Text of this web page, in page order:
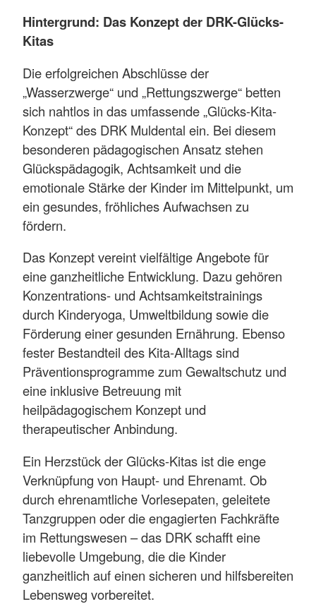
Hintergrund: Das Konzept der DRK-Glücks-
Kitas
Die erfolgreichen Abschlüsse der
„Wasserzwerge“ und „Rettungszwerge“ betten
sich nahtlos in das umfassende „Glücks-Kita-
Konzept“ des DRK Muldental ein. Bei diesem
besonderen pädagogischen Ansatz stehen
Glückspädagogik, Achtsamkeit und die
emotionale Stärke der Kinder im Mittelpunkt, um
ein gesundes, fröhliches Aufwachsen zu
fördern.
Das Konzept vereint vielfältige Angebote für
eine ganzheitliche Entwicklung. Dazu gehören
Konzentrations- und Achtsamkeitstrainings
durch Kinderyoga, Umweltbildung sowie die
Förderung einer gesunden Ernährung. Ebenso
fester Bestandteil des Kita-Alltags sind
Präventionsprogramme zum Gewaltschutz und
eine inklusive Betreuung mit
heilpädagogischem Konzept und
therapeutischer Anbindung.
Ein Herzstück der Glücks-Kitas ist die enge
Verknüpfung von Haupt- und Ehrenamt. Ob
durch ehrenamtliche Vorlesepaten, geleitete
Tanzgruppen oder die engagierten Fachkräfte
im Rettungswesen – das DRK schafft eine
liebevolle Umgebung, die die Kinder
ganzheitlich auf einen sicheren und hilfsbereiten
Lebensweg vorbereitet.